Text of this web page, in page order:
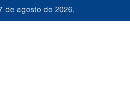
de agosto de 2026.